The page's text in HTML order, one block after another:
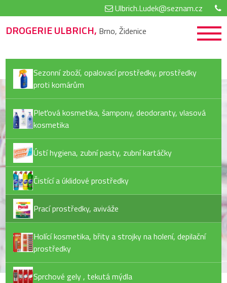
Ulbrich.Ludek@seznam.cz
DROGERIE ULBRICH, Brno, Židenice
Sezonní zboží, opalovací prostředky, prostředky
proti komárům
Pleťová kosmetika, šampony, deodoranty, vlasová
kosmetika
Ústí hygiena, zubní pasty, zubní kartáčky
Čistící a úklidové prostředky
Prací prostředky, aviváže
Holící kosmetika, břity a strojky na holení, depilační
prostředky
Sprchové gely , tekutá mýdla